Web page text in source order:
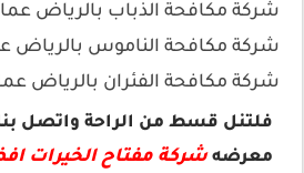
شركة مكافحة الذباب بالرياض
شركة مكافحة الناموس بالرياض
شركة مكافحة الفئران بالرياض
فلتنل قسط من الراحة واتصل
معرضهشركة مفتاح الخيرات